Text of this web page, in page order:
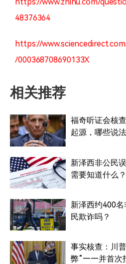
48376364
https://
/000368708690133X
相关推荐
福奇听证会核
起源，哪些说
新泽西非公民
需要知道什么
新泽西约400
民欺诈吗？
事实核查：川
弊”——并首次